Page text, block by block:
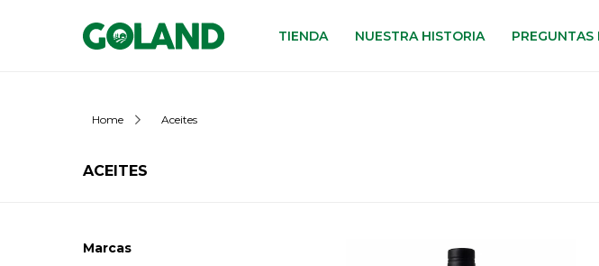
TIENDA NUESTRA HISTORIA PREGUNTAS
Home Aceites
ACEITES
Marcas